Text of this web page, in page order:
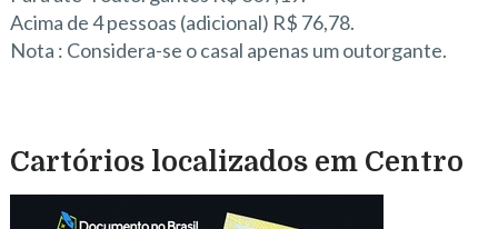
Acima de 4 pessoas (adicional) R$ 76,78.
Nota : Considera-se o casal apenas um outorgante.
Cartórios localizados em Centro